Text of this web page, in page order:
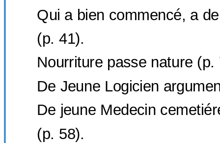
Qui a bien commencé, a
(p. 41).
Nourriture passe nature (p.
De Jeune Logicien
De jeune Medecin
(p. 58).